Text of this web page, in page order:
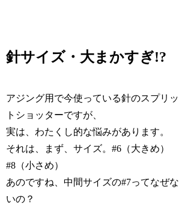
針サイズ・大まかすぎ!?
アジング用で今使っている針のスプリッ
トショッターですが、
実は、わたくし的な悩みがあります。
それは、まず、サイズ。#6（大きめ）
#8（小さめ）
あのですね、中間サイズの#7ってなぜな
いの？